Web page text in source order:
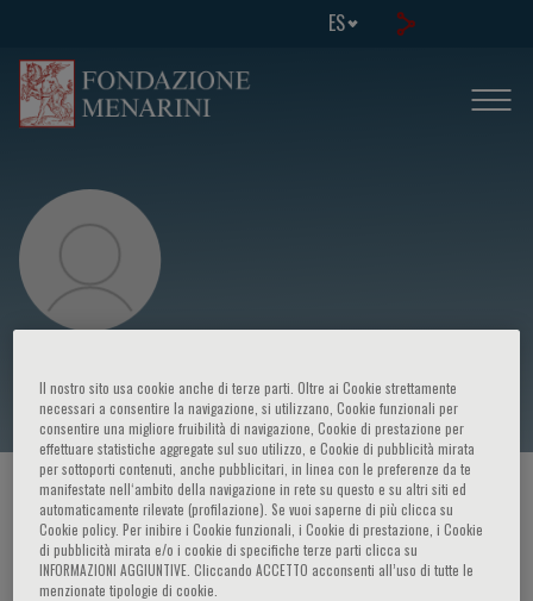
ES
Christopher Semsarian
HOME PAGE / CURSOS Y EVENTOS / ORADOR
Il nostro sito usa cookie anche di terze parti. Oltre ai Cookie strettamente
necessari a consentire la navigazione, si utilizzano, Cookie funzionali per
consentire una migliore fruibilità di navigazione, Cookie di prestazione per
effettuare statistiche aggregate sul suo utilizzo, e Cookie di pubblicità mirata
per sottoporti contenuti, anche pubblicitari, in linea con le preferenze da te
manifestate nell‘ambito della navigazione in rete su questo e su altri siti ed
automaticamente rilevate (profilazione). Se vuoi saperne di più clicca su
Cookie policy. Per inibire i Cookie funzionali, i Cookie di prestazione, i Cookie
di pubblicità mirata e/o i cookie di specifiche terze parti clicca su
INFORMAZIONI AGGIUNTIVE. Cliccando ACCETTO acconsenti all’uso di tutte le
menzionate tipologie di cookie.